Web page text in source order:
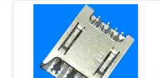
Khai thác